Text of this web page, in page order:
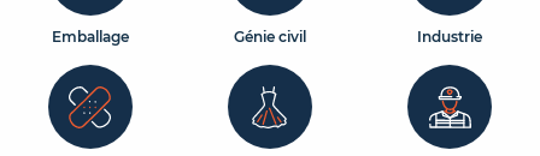
Emballage Génie civil Industrie